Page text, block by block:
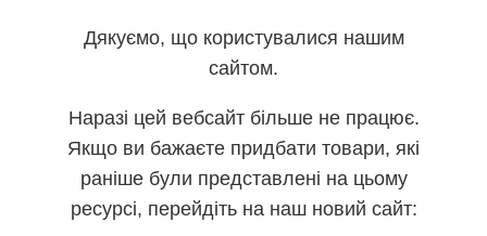
Дякуємо, що користувалися нашим
сайтом.
Наразі цей вебсайт більше не працює.
Якщо ви бажаєте придбати товари, які
раніше були представлені на цьому
ресурсі, перейдіть на наш новий сайт: